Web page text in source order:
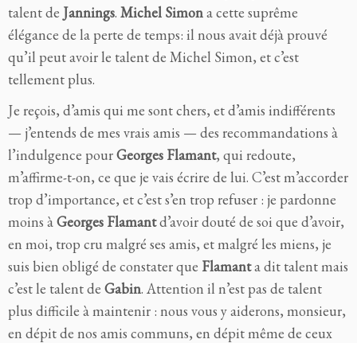
talent de Jannings. Michel Simona cette suprême
élégance de la perte de temps: il nous avait déjà prouvé
qu’il peut avoir le talent de Michel Simon, et c’est
tellement plus.
Je reçois, d’amis qui me sont chers, et d’amis indifférents
— j’entends de mes vrais amis — des recommandations à
l’indulgence pourGeorges Flamant, qui redoute,
m’affirme-t-on, ce que je vais écrire de lui. C’est m’accorder
trop d’importance, et c’est s’en trop refuser : je pardonne
moins àGeorges Flamantd’avoir douté de soi que d’avoir,
en moi, trop cru malgré ses amis, et malgré les miens, je
suis bien obligé de constater que Flamanta dit talent mais
c’est le talent de Gabin. Attention il n’est pas de talent
plus difficile à maintenir : nous vous y aiderons, monsieur,
en dépit de nos amis communs, en dépit même de ceux